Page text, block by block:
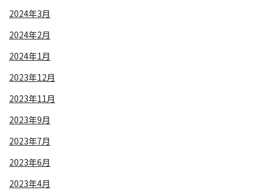
2024年3月
2024年2月
2024年1月
2023年12月
2023年11月
2023年9月
2023年7月
2023年6月
2023年4月